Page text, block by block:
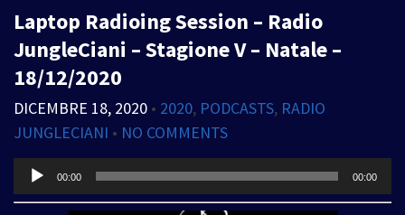
Laptop Radioing Session – Radio
JungleCiani – Stagione V – Natale –
18/12/2020
DICEMBRE 18, 2020 • 2020, PODCASTS, RADIO
JUNGLECIANI • NO COMMENTS
Audio
Player
00:00 00:00